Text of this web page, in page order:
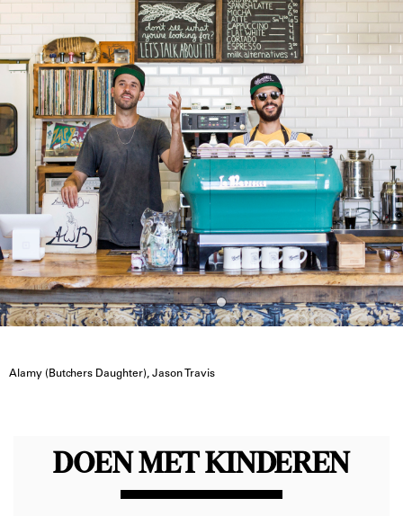
Alamy (Butchers Daughter), Jason Travis
DOEN MET KINDEREN